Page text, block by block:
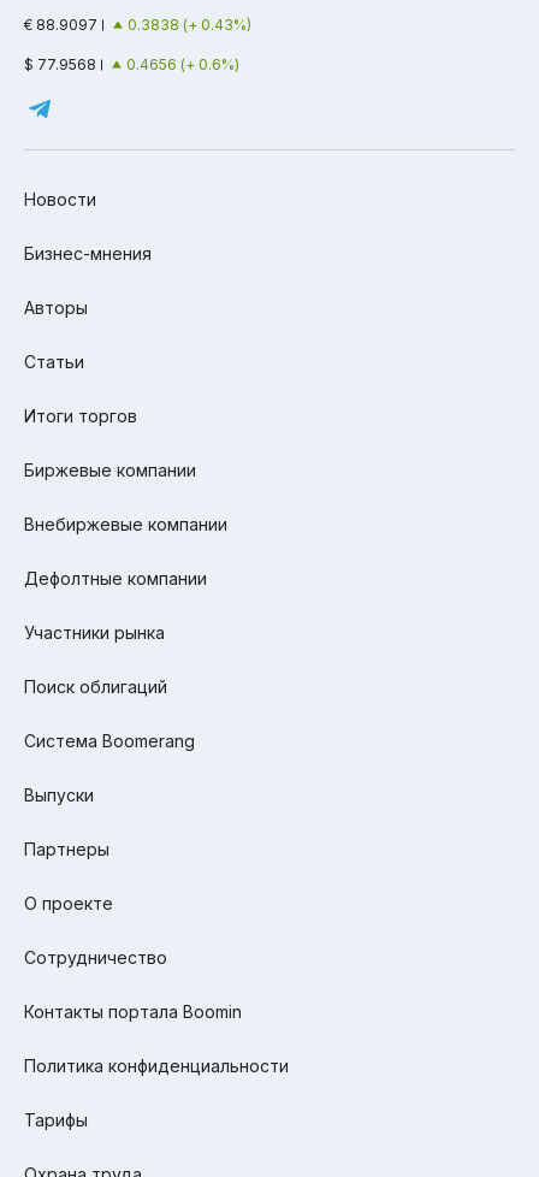
€ 88.9097 0.3838 (+ 0.43%)
$ 77.9568 0.4656 (+ 0.6%)
Новости
Бизнес-мнения
Авторы
Статьи
Итоги торгов
Биржевые компании
Внебиржевые компании
Дефолтные компании
Участники рынка
Поиск облигаций
Система Boomerang
Выпуски
Партнеры
О проекте
Сотрудничество
Контакты портала Boomin
Политика конфиденциальности
Тарифы